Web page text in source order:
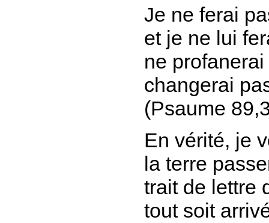
Je ne ferai
et je ne lui
ne
changerai
(Psaume
En vérité, je
la terre
trait de lettre
tout soit